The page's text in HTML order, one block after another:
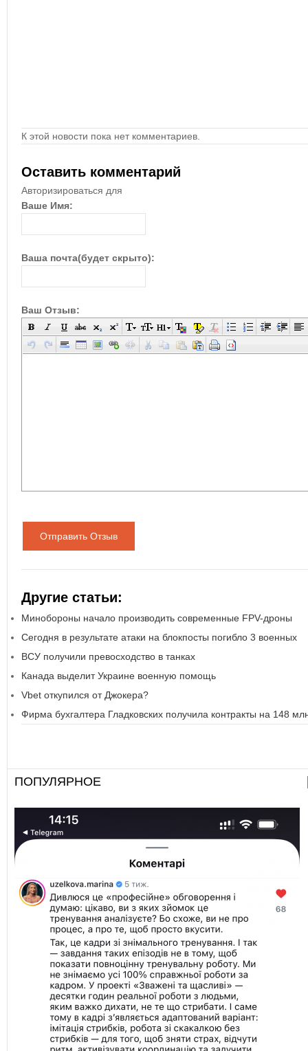
К этой новости пока нет комментариев.
Оставить комментарий
Авторизироваться для
Ваше Имя:
Ваша почта(будет скрыто):
Ваш Отзыв:
Отправить Отзыв
Другие статьи:
Минобороны начало производить современные FPV-дроны
Сегодня в результате атаки на блокпосты погибло 3 военных
ВСУ получили превосходство в танках
Канада выделит Украине военную помощь
Vbet откупился от Джокера?
Фирма бухгалтера Гладковских получила контракты на 148
ПОПУЛЯРНОЕ